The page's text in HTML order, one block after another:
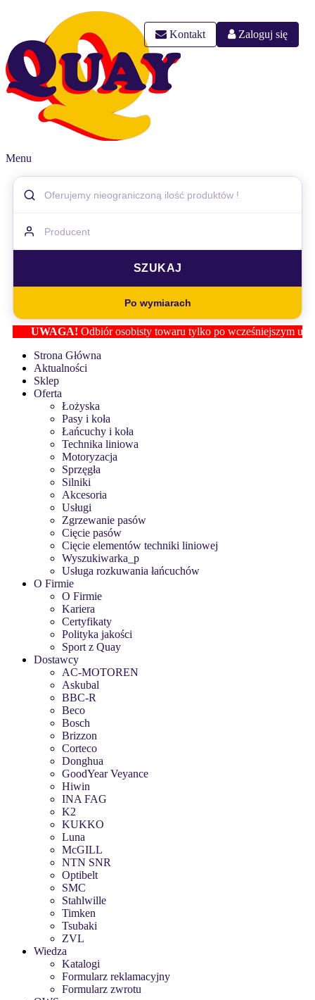
Kontakt Zaloguj się
Menu
Po wymiarach
UWAGA!Odbiór osobisty towaru tylko po wcześniejszym
Strona Główna
Aktualności
Sklep
Oferta
Łożyska
Pasy i koła
Łańcuchy i koła
Technika liniowa
Motoryzacja
Sprzęgła
Silniki
Akcesoria
Usługi
Zgrzewanie pasów
Cięcie pasów
Cięcie elementów techniki liniowej
Wyszukiwarka_p
Usługa rozkuwania łańcuchów
O Firmie
O Firmie
Kariera
Certyfikaty
Polityka jakości
Sport z Quay
Dostawcy
AC-MOTOREN
Askubal
BBC-R
Beco
Bosch
Brizzon
Corteco
Donghua
GoodYear Veyance
Hiwin
INA FAG
K2
KUKKO
Luna
McGILL
NTN SNR
Optibelt
SMC
Stahlwille
Timken
Tsubaki
ZVL
Wiedza
Katalogi
Formularz reklamacyjny
Formularz zwrotu